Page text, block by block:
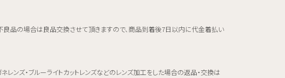
良品の場合は良品交換させて頂きますので、商品到着後7日以内に代金着払い
ンズ・ブルーライトカットレンズなどのレンズ加工をした場合の返品・交換は